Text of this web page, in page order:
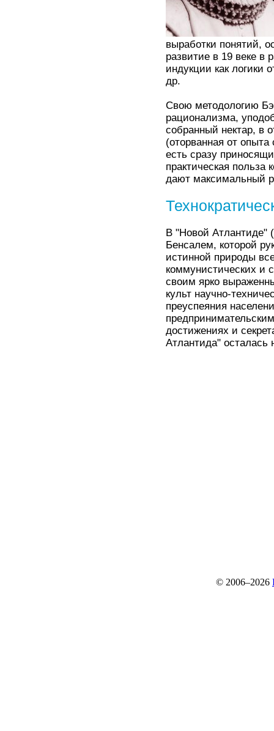
выработки понятий,
развитие в 19 веке в
индукции как логики
др.
Свою методологию
рационализма,
собранный нектар, в
(оторванная от
есть сразу
практическая польза
дают максимальный
В "Новой Атлантиде"
Бенсалем, которой
истинной природы
коммунистических и
своим ярко
культ научно-
преуспеяния
достижениях и
Атлантида" осталась
© 2006–2026